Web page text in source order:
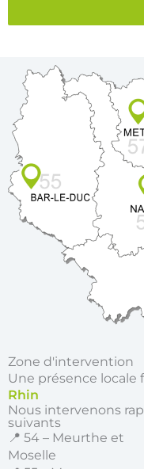
Zone d'intervention
Une présence locale
Rhin
Nous intervenons
suivants
📍 54 – Meurthe et
Moselle